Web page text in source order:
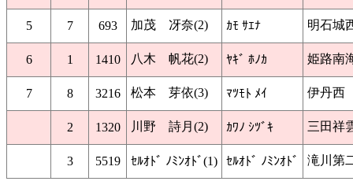
5 7 693 加茂 冴奈(2) ｶﾓ ｻｴﾅ 明石城
6 1 1410 八木 帆花(2) ﾔｷﾞ ﾎﾉｶ 姫路南
7 8 3216 松本 芽依(3) ﾏﾂﾓﾄ ﾒｲ 伊丹西
2 1320 川野 詩月(2) ｶﾜﾉ ｼﾂﾞｷ 三田祥
3 5519 ｾﾙｵﾄﾞ ﾉﾐﾝｵﾄﾞ(1) ｾﾙｵﾄﾞ ﾉﾐﾝｵﾄﾞ 滝川第